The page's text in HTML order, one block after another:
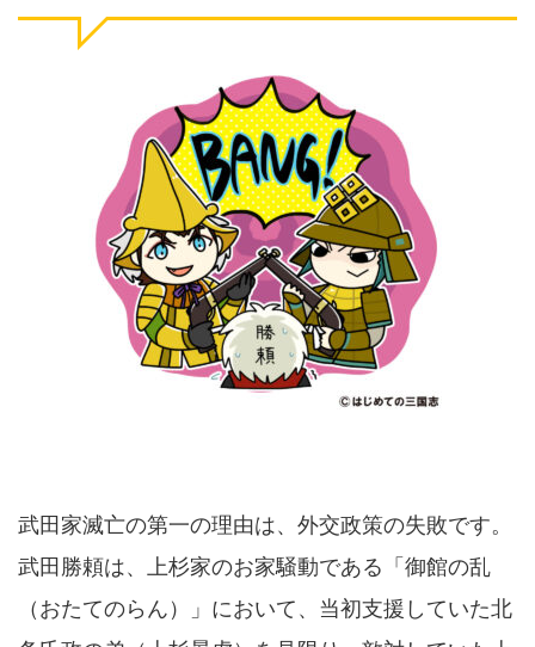
武田家滅亡の第一の理由は、外交政策の失敗です。
武田勝頼は、上杉家のお家騒動である「御館の乱
（おたてのらん）」において、当初支援していた北